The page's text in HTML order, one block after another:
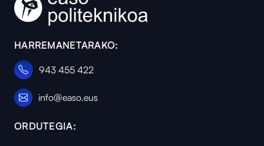
HARREMANETARAKO:
943 455 422
info@easo.eus
ORDUTEGIA: